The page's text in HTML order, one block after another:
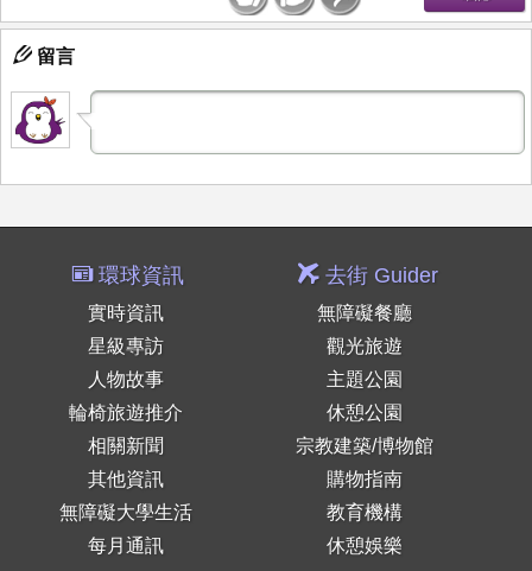
留言
環球資訊
實時資訊
星級專訪
人物故事
輪椅旅遊推介
相關新聞
其他資訊
無障礙大學生活
每月通訊
去街 Guider
無障礙餐廳
觀光旅遊
主題公園
休憩公園
宗教建築/博物館
購物指南
教育機構
休憩娛樂